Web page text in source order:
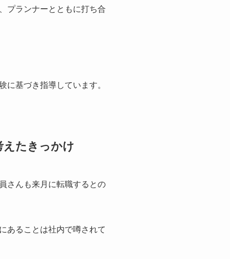
プランナーとともに打ち合
に基づき指導しています。
たきっかけ
さんも来月に転職するとの
あることは社内で噂されて